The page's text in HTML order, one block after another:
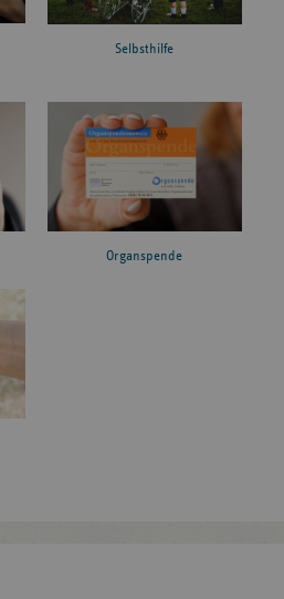
Selbsthilfe
Organspende